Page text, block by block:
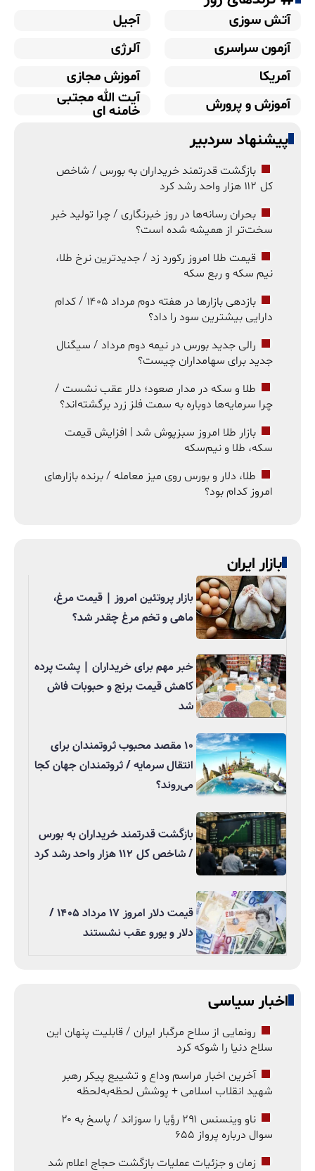
آتش سوزی
آجیل
آزمون سراسری
آلرژی
آمریکا
آموزش مجازی
آموزش و پرورش
آیت الله مجتبی
خامنه ای
پیشنهاد سردبیر
بازگشت قدرتمند خریداران به بورس / شاخص
کل ۱۱۲ هزار واحد رشد کرد
بحران رسانه‌ها در روز خبرنگاری / چرا تولید خبر
سخت‌تر از همیشه شده است؟
قیمت طلا امروز رکورد زد / جدیدترین نرخ طلا،
نیم سکه و ربع سکه
بازدهی بازارها در هفته دوم مرداد ۱۴۰۵ / کدام
دارایی بیشترین سود را داد؟
رالی جدید بورس در نیمه دوم مرداد / سیگنال
جدید برای سهامداران چیست؟
طلا و سکه در مدار صعود؛ دلار عقب نشست /
چرا سرمایه‌ها دوباره به سمت فلز زرد برگشته‌اند؟
بازار طلا امروز سبزپوش شد | افزایش قیمت
سکه، طلا و نیم‌سکه
طلا، دلار و بورس روی میز معامله / برنده بازارهای
امروز کدام بود؟
بازار ایران
بازار پروتئین امروز | قیمت مرغ،
ماهی و تخم مرغ چقدر شد؟
خبر مهم برای خریداران | پشت پرده
کاهش قیمت برنج و حبوبات فاش
شد
۱۰ مقصد محبوب ثروتمندان برای
انتقال سرمایه / ثروتمندان جهان کجا
می‌روند؟
بازگشت قدرتمند خریداران به بورس
/ شاخص کل ۱۱۲ هزار واحد رشد کرد
قیمت دلار امروز ۱۷ مرداد ۱۴۰۵ /
دلار و یورو عقب نشستند
اخبار سیاسی
رونمایی از سلاح مرگبار ایران / قابلیت پنهان این
سلاح دنیا را شوکه کرد
آخرین اخبار مراسم وداع و تشییع پیکر رهبر
شهید انقلاب اسلامی + پوشش لحظه‌به‌لحظه
ناو وینسنس ۲۹۱ رؤیا را سوزاند / پاسخ به ۲۰
سوال درباره پرواز ۶۵۵
زمان و جزئیات عملیات بازگشت حجاج اعلام شد